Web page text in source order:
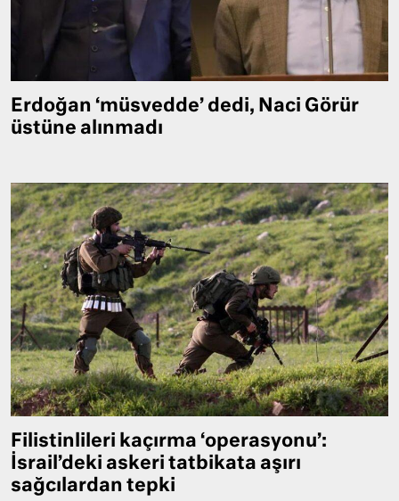
Erdoğan ‘müsvedde’ dedi, Naci Görür
üstüne alınmadı
Filistinlileri kaçırma ‘operasyonu’:
İsrail’deki askeri tatbikata aşırı
sağcılardan tepki